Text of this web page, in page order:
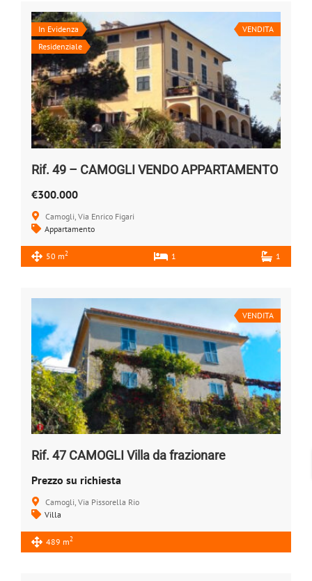
In Evidenza
Residenziale
VENDITA
Rif. 49 – CAMOGLI VENDO APPARTAMENTO
€300.000
Camogli, Via Enrico Figari
Appartamento
50 m2 1 1
VENDITA
Rif. 47 CAMOGLI Villa da frazionare
Prezzo su richiesta
Camogli, Via Pissorella Rio
Villa
489 m2